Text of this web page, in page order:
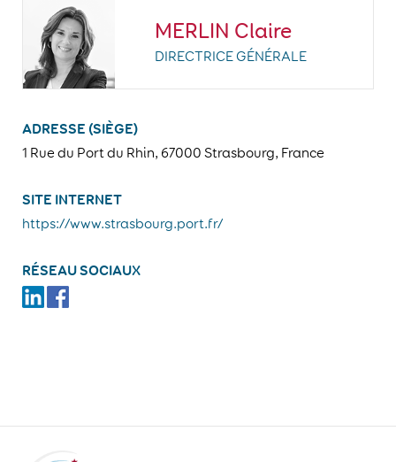
MERLIN Claire
DIRECTRICE GÉNÉRALE
ADRESSE (SIÈGE)
1 Rue du Port du Rhin, 67000 Strasbourg, France
SITE INTERNET
https://www.strasbourg.port.fr/
RÉSEAU SOCIAUX